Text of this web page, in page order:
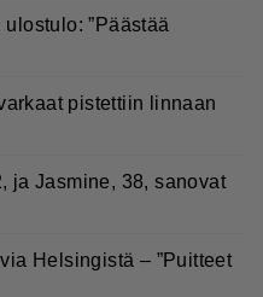
”Päästää
pistettiin linnaan
ja Jasmine, 38, sanovat
Helsingistä – ”Puitteet